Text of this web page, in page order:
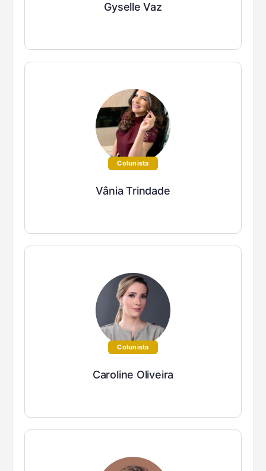
Gyselle Vaz
Colunista
Vânia Trindade
Colunista
Caroline Oliveira